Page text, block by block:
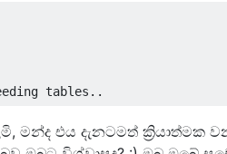
මන්ද එය දැනටමත් ක්‍රියාත්මක